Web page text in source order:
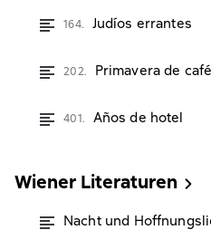
164. Judíos errantes
202. Primavera de café
401. Años de hotel
Wiener Literaturen
Nacht und